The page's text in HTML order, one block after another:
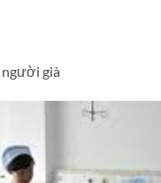
người già